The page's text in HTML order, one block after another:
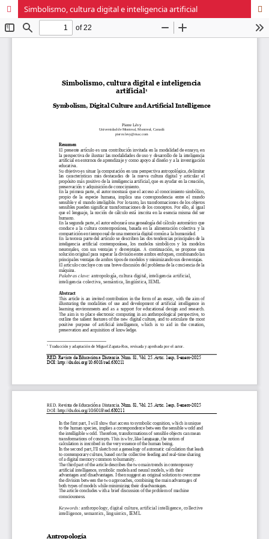
Simbolismo, cultura digital e inteligencia artificial